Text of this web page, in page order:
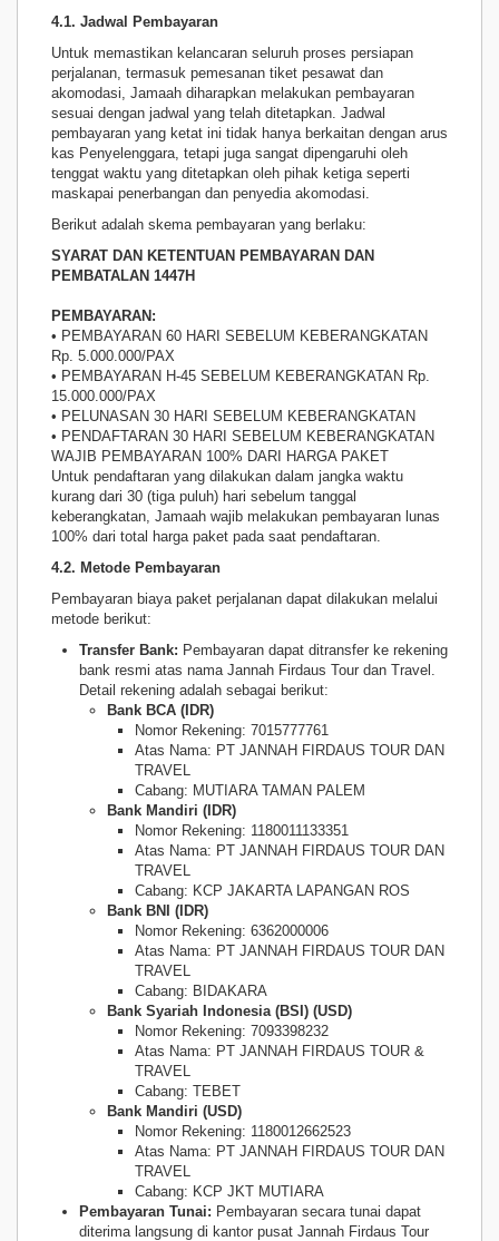
4.1. Jadwal Pembayaran
Untuk memastikan kelancaran seluruh proses persiapan
perjalanan, termasuk pemesanan tiket pesawat dan
akomodasi, Jamaah diharapkan melakukan pembayaran
sesuai dengan jadwal yang telah ditetapkan. Jadwal
pembayaran yang ketat ini tidak hanya berkaitan dengan arus
kas Penyelenggara, tetapi juga sangat dipengaruhi oleh
tenggat waktu yang ditetapkan oleh pihak ketiga seperti
maskapai penerbangan dan penyedia akomodasi.
Berikut adalah skema pembayaran yang berlaku:
SYARAT DAN KETENTUAN PEMBAYARAN DAN
PEMBATALAN 1447H
PEMBAYARAN:
• PEMBAYARAN 60 HARI SEBELUM KEBERANGKATAN
Rp. 5.000.000/PAX
• PEMBAYARAN H-45 SEBELUM KEBERANGKATAN Rp.
15.000.000/PAX
• PELUNASAN 30 HARI SEBELUM KEBERANGKATAN
• PENDAFTARAN 30 HARI SEBELUM KEBERANGKATAN
WAJIB PEMBAYARAN 100% DARI HARGA PAKET
Untuk pendaftaran yang dilakukan dalam jangka waktu
kurang dari 30 (tiga puluh) hari sebelum tanggal
keberangkatan, Jamaah wajib melakukan pembayaran lunas
100% dari total harga paket pada saat pendaftaran.
4.2. Metode Pembayaran
Pembayaran biaya paket perjalanan dapat dilakukan melalui
metode berikut:
Transfer Bank: Pembayaran dapat ditransfer ke rekening
bank resmi atas nama Jannah Firdaus Tour dan Travel.
Detail rekening adalah sebagai berikut:
Bank BCA (IDR)
Nomor Rekening: 7015777761
Atas Nama: PT JANNAH FIRDAUS TOUR DAN
TRAVEL
Cabang: MUTIARA TAMAN PALEM
Bank Mandiri (IDR)
Nomor Rekening: 1180011133351
Atas Nama: PT JANNAH FIRDAUS TOUR DAN
TRAVEL
Cabang: KCP JAKARTA LAPANGAN ROS
Bank BNI (IDR)
Nomor Rekening: 6362000006
Atas Nama: PT JANNAH FIRDAUS TOUR DAN
TRAVEL
Cabang: BIDAKARA
Bank Syariah Indonesia (BSI) (USD)
Nomor Rekening: 7093398232
Atas Nama: PT JANNAH FIRDAUS TOUR &
TRAVEL
Cabang: TEBET
Bank Mandiri (USD)
Nomor Rekening: 1180012662523
Atas Nama: PT JANNAH FIRDAUS TOUR DAN
TRAVEL
Cabang: KCP JKT MUTIARA
Pembayaran Tunai: Pembayaran secara tunai dapat
diterima langsung di kantor pusat Jannah Firdaus Tour